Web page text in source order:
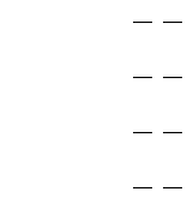
— —
— —
— —
— —